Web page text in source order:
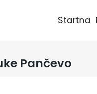
Startna
Pančevo